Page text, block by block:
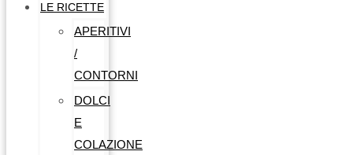
LE RICETTE
APERITIVI
/
CONTORNI
DOLCI
E
COLAZIONE